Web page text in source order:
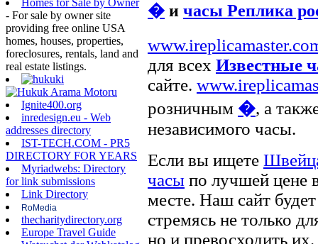
- For sale by owner site
providing free online USA
homes, houses, properties,
foreclosures, rentals, land and
real estate listings.
Ignite400.org
inredesign.eu - Web
addresses directory
IST-TECH.COM - PR5
DIRECTORY FOR YEARS
Myriadwebs: Directory
for link submissions
Link Directory
RoMedia
thecharitydirectory.org
Europe Travel Guide
� и часы Реплика
для всех Известные
сайте.
розничным �, а
независимого часы.
Если вы ищете
часы по лучшей цене
месте. Наш сайт
стремясь не только
но и превосходить их.